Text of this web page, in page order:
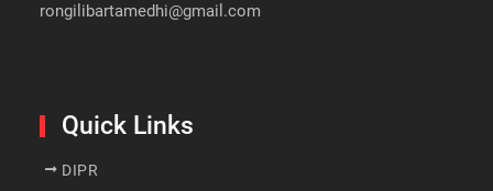
rongilibartamedhi@gmail.com
Quick Links
DIPR